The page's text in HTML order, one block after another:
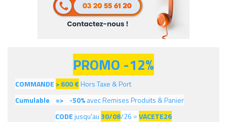
PROMO -12%
COMMANDE > 600€Hors Taxe & Port
Cumulable => -50%avec Remises Produits & Panier
CODEjusqu'au 30/08/26 =VACETE26